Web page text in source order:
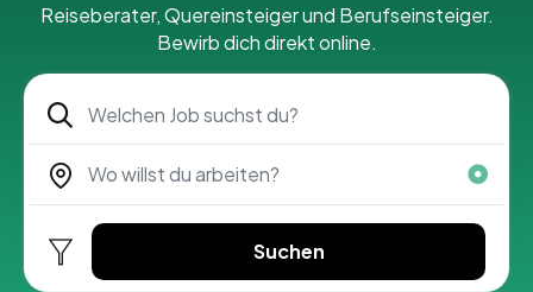
Reiseberater, Quereinsteiger und Berufseinsteiger.
Bewirb dich direkt online.
Suchen